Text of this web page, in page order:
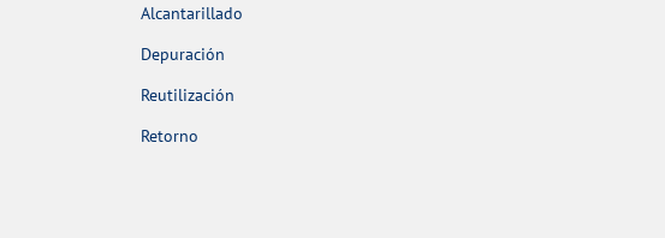
Alcantarillado
Depuración
Reutilización
Retorno